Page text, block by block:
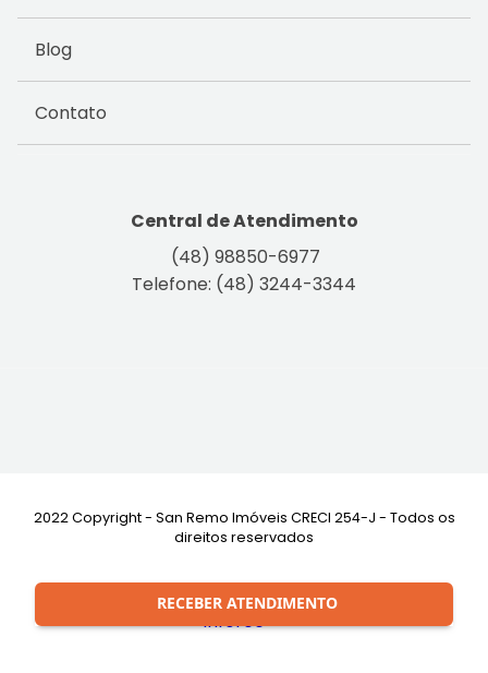
RECEBER ATENDIMENTO
Blog
Contato
Central de Atendimento
(48) 98850-6977
Telefone: (48) 3244-3344
2022 Copyright - San Remo Imóveis CRECI 254-J - Todos os
direitos reservados